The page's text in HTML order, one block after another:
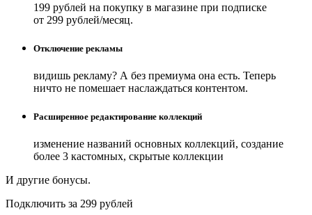
199 рублей на покупку в магазине при подписке
от 299 рублей/месяц.
Отключение рекламы
видишь рекламу? А без премиума она есть. Теперь
ничто не помешает наслаждаться контентом.
Расширенное редактирование коллекций
изменение названий основных коллекций, создание
более 3 кастомных, скрытые коллекции
И другие бонусы.
Подключить за 299 рублей